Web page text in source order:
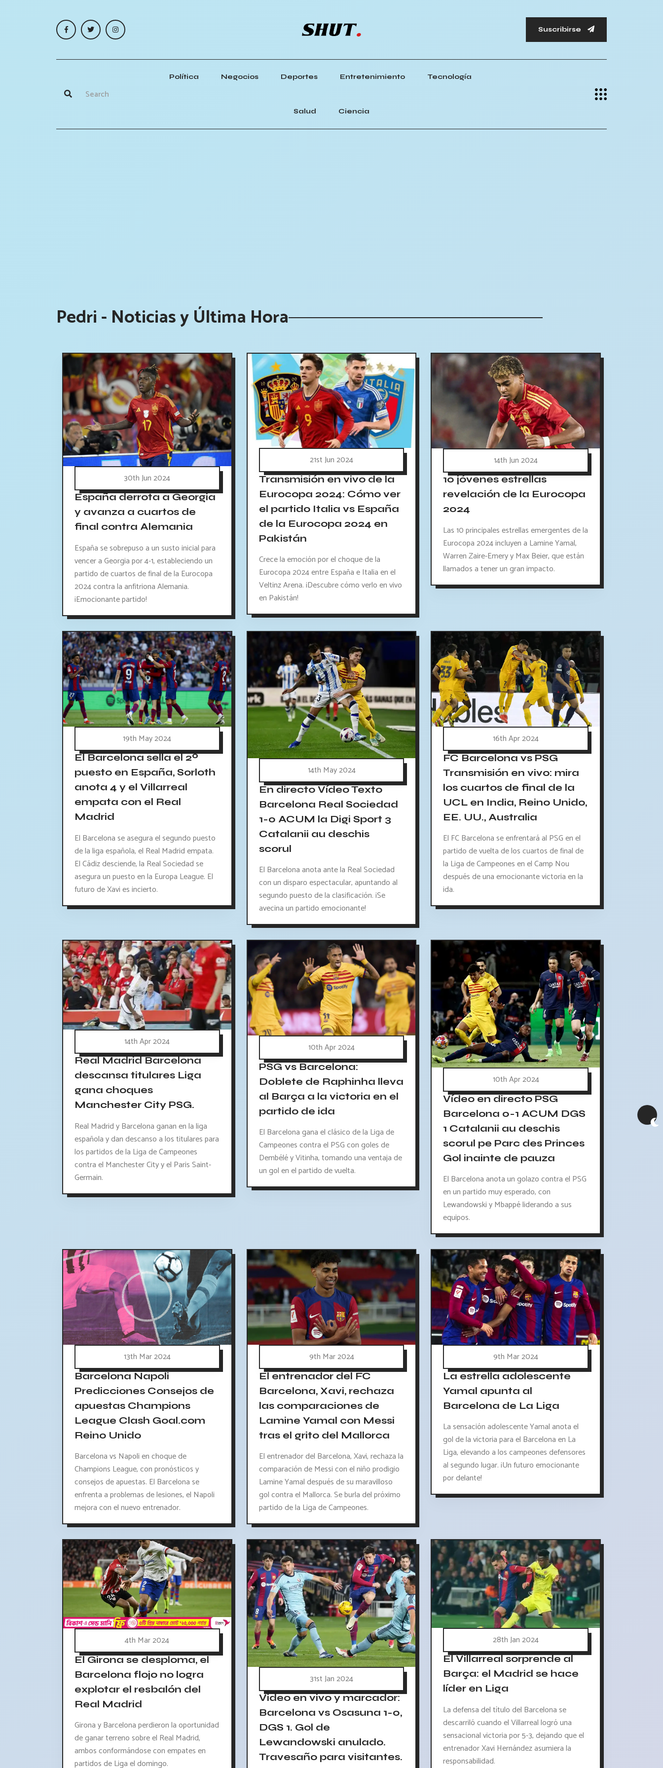
Suscribirse
Política Negocios Deportes Entretenimiento Tecnología
Salud Ciencia
Pedri - Noticias y Última Hora
30th Jun 2024
España derrota a Georgia
y avanza a cuartos de
final contra Alemania
España se sobrepuso a un susto inicial para
vencer a Georgia por 4-1, estableciendo un
partido de cuartos de final de la Eurocopa
2024 contra la anfitriona Alemania.
¡Emocionante partido!
21st Jun 2024
Transmisión en vivo de la
Eurocopa 2024: Cómo ver
el partido Italia vs España
de la Eurocopa 2024 en
Pakistán
Crece la emoción por el choque de la
Eurocopa 2024 entre España e Italia en el
Veltinz Arena. ¡Descubre cómo verlo en vivo
en Pakistán!
14th Jun 2024
10 jóvenes estrellas
revelación de la Eurocopa
2024
Las 10 principales estrellas emergentes de la
Eurocopa 2024 incluyen a Lamine Yamal,
Warren Zaire-Emery y Max Beier, que están
llamados a tener un gran impacto.
19th May 2024
El Barcelona sella el 2º
puesto en España, Sorloth
anota 4 y el Villarreal
empata con el Real
Madrid
El Barcelona se asegura el segundo puesto
de la liga española, el Real Madrid empata.
El Cádiz desciende, la Real Sociedad se
asegura un puesto en la Europa League. El
futuro de Xavi es incierto.
14th May 2024
En directo Vídeo Texto
Barcelona Real Sociedad
1-0 ACUM la Digi Sport 3
Catalanii au deschis
scorul
El Barcelona anota ante la Real Sociedad
con un disparo espectacular, apuntando al
segundo puesto de la clasificación. ¡Se
avecina un partido emocionante!
16th Apr 2024
FC Barcelona vs PSG
Transmisión en vivo: mira
los cuartos de final de la
UCL en India, Reino Unido,
EE. UU., Australia
El FC Barcelona se enfrentará al PSG en el
partido de vuelta de los cuartos de final de
la Liga de Campeones en el Camp Nou
después de una emocionante victoria en la
ida.
14th Apr 2024
Real Madrid Barcelona
descansa titulares Liga
gana choques
Manchester City PSG.
Real Madrid y Barcelona ganan en la liga
española y dan descanso a los titulares para
los partidos de la Liga de Campeones
contra el Manchester City y el Paris Saint-
Germain.
10th Apr 2024
PSG vs Barcelona:
Doblete de Raphinha lleva
al Barça a la victoria en el
partido de ida
El Barcelona gana el clásico de la Liga de
Campeones contra el PSG con goles de
Dembélé y Vitinha, tomando una ventaja de
un gol en el partido de vuelta.
10th Apr 2024
Vídeo en directo PSG
Barcelona 0-1 ACUM DGS
1 Catalanii au deschis
scorul pe Parc des Princes
Gol inainte de pauza
El Barcelona anota un golazo contra el PSG
en un partido muy esperado, con
Lewandowski y Mbappé liderando a sus
equipos.
13th Mar 2024
Barcelona Napoli
Predicciones Consejos de
apuestas Champions
League Clash Goal.com
Reino Unido
Barcelona vs Napoli en choque de
Champions League, con pronósticos y
consejos de apuestas. El Barcelona se
enfrenta a problemas de lesiones, el Napoli
mejora con el nuevo entrenador.
9th Mar 2024
El entrenador del FC
Barcelona, Xavi, rechaza
las comparaciones de
Lamine Yamal con Messi
tras el grito del Mallorca
El entrenador del Barcelona, Xavi, rechaza la
comparación de Messi con el niño prodigio
Lamine Yamal después de su maravilloso
gol contra el Mallorca. Se burla del próximo
partido de la Liga de Campeones.
9th Mar 2024
La estrella adolescente
Yamal apunta al
Barcelona de La Liga
La sensación adolescente Yamal anota el
gol de la victoria para el Barcelona en La
Liga, elevando a los campeones defensores
al segundo lugar. ¡Un futuro emocionante
por delante!
4th Mar 2024
El Girona se desploma, el
Barcelona flojo no logra
explotar el resbalón del
Real Madrid
Girona y Barcelona perdieron la oportunidad
de ganar terreno sobre el Real Madrid,
ambos conformándose con empates en
partidos de Liga el domingo.
31st Jan 2024
Video en vivo y marcador:
Barcelona vs Osasuna 1-0,
DGS 1. Gol de
Lewandowski anulado.
Travesaño para visitantes.
28th Jan 2024
El Villarreal sorprende al
Barça: el Madrid se hace
líder en Liga
La defensa del título del Barcelona se
descarriló cuando el Villarreal logró una
sensacional victoria por 5-3, dejando que el
entrenador Xavi Hernández asumiera la
responsabilidad.